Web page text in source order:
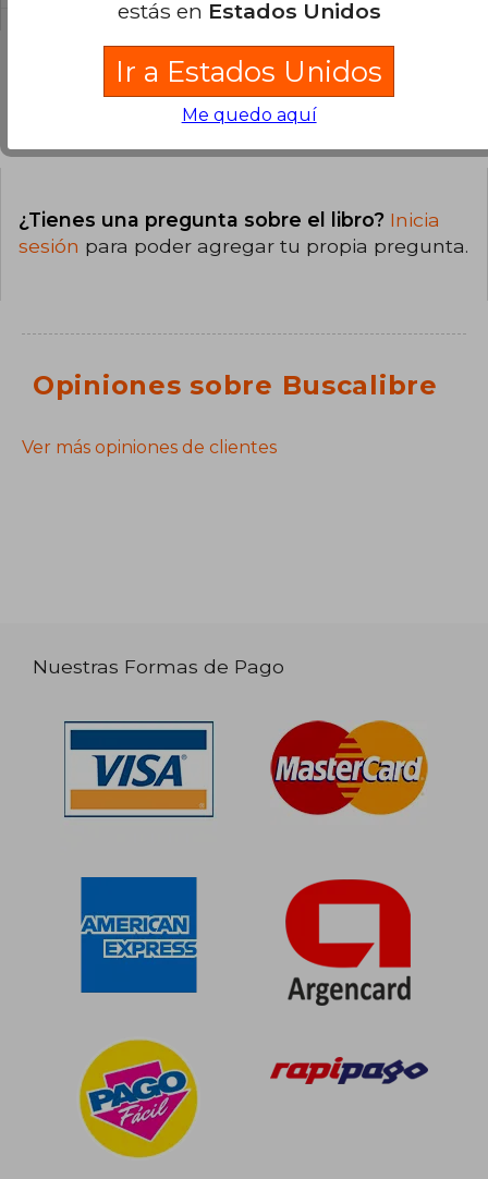
Preguntas y respuestas sobre el libro
¿Tienes una pregunta sobre el libro? Inicia
sesión para poder agregar tu propia pregunta.
Opiniones sobre Buscalibre
Ver más opiniones de clientes
Nuestras Formas de Pago
estás en Estados Unidos
Ir a Estados Unidos
Me quedo aquí